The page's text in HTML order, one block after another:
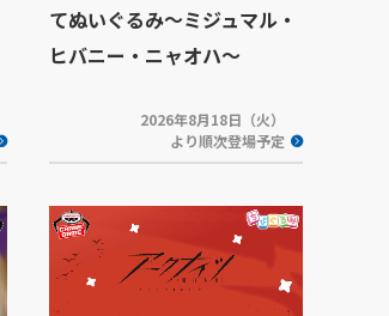
てぬいぐるみ～ミジュマル・
ヒバニー・ニャオハ～
2026年8月18日（火）
より順次登場予定